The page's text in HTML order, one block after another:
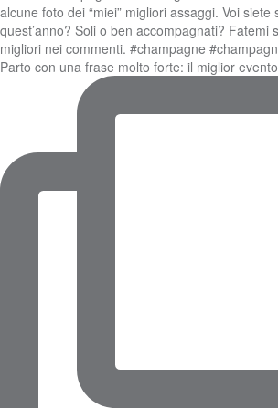
Parto con una frase molto forte: il miglior evento